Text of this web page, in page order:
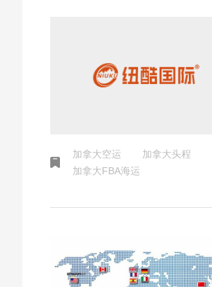
加拿大空运 加拿大头程
加拿大FBA海运